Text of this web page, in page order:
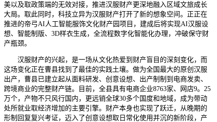
美以及取政策端的无效对接，推进汉服财产更深地融入区域文旅成长
大局。取此同时，科技立异为汉服财产打开了新的想象空间。正正在
推进的帝弓AI人工智能服饰文化财产园项目，建成后将实现AI汉服设
想、智能制版、3D样衣生成，全流程数字化智能化办理，冲破保守财
产瓶颈。
汉服财产的兴起，是一场从文化热爱到财产盲目的深刻变化，而
这场变化正在曹县找到了最佳的实践土壤。做为全国最大的原创汉服
出产，曹县已建立起从面料研发、创意设想、出产制制到电商发卖、
跨境商业的完整财产链。目前，全县具有电商企业8763家、网店9。25
万个，产物不只风行国内，更远销全球30多个国度和地域，成为带动
处所就业取经济增加的主要引擎。财产本身也实现了跃迁，从晚期的
形制回复复兴考证，迈入了创意设想取日常化使用并沉的新阶段，产